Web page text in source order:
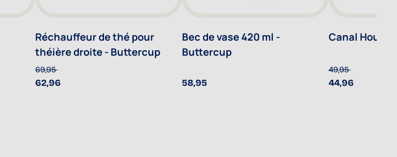
Réchauffeur de thé pour
théière droite - Buttercup
62,96
69,95
Bec de vase 420 ml -
Buttercup
58,95
Canal House
44,96
49,95